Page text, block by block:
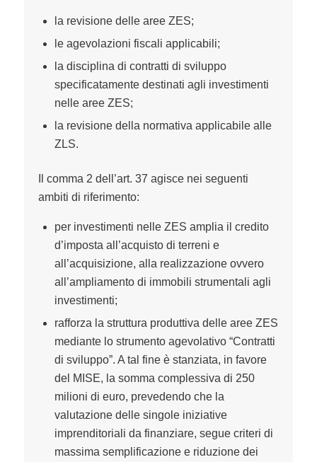
la revisione delle aree ZES;
le agevolazioni fiscali applicabili;
la disciplina di contratti di sviluppo
specificatamente destinati agli investimenti
nelle aree ZES;
la revisione della normativa applicabile alle
ZLS.
Il comma 2 dell’art. 37 agisce nei seguenti
ambiti di riferimento:
per investimenti nelle ZES amplia il credito
d’imposta all’acquisto di terreni e
all’acquisizione, alla realizzazione ovvero
all’ampliamento di immobili strumentali agli
investimenti;
rafforza la struttura produttiva delle aree ZES
mediante lo strumento agevolativo “Contratti
di sviluppo”. A tal fine è stanziata, in favore
del MISE, la somma complessiva di 250
milioni di euro, prevedendo che la
valutazione delle singole iniziative
imprenditoriali da finanziare, segue criteri di
massima semplificazione e riduzione dei